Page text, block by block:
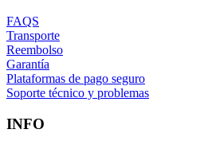
FAQS
Transporte
Reembolso
Garantía
Plataformas de pago seguro
Soporte técnico y problemas
INFO